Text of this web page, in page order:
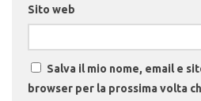
Sito web
Salva il mio nome, email e
browser per la prossima volta